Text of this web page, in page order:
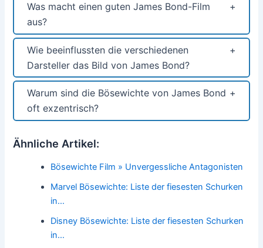
Was macht einen guten James Bond-Film
aus?
Wie beeinflussten die verschiedenen
Darsteller das Bild von James Bond?
Warum sind die Bösewichte von James Bond
oft exzentrisch?
Ähnliche Artikel:
Bösewichte Film » Unvergessliche Antagonisten
Marvel Bösewichte: Liste der fiesesten Schurken
in…
Disney Bösewichte: Liste der fiesesten Schurken
in…